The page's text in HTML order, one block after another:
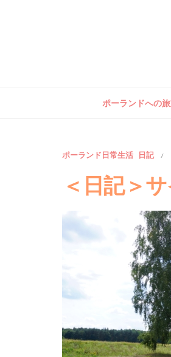
ポーランドへの
ポーランド日常生活 日記 /
＜日記＞